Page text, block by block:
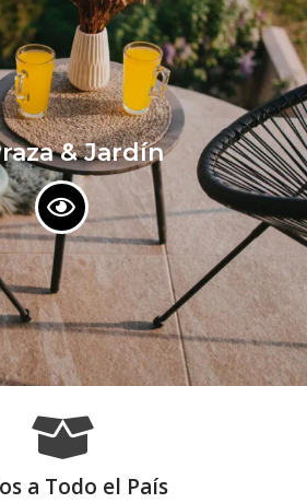
& Jardín
a Todo el País